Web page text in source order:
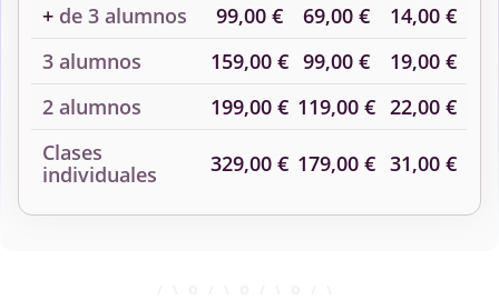
+ de 3 alumnos 99,00 € 69,00 €
14,00 €
3 alumnos
159,00 € 99,00 €
19,00 €
2 alumnos
199,00 € 119,00 € 22,00 €
Clases
individuales
329,00 € 179,00 € 31,00 €